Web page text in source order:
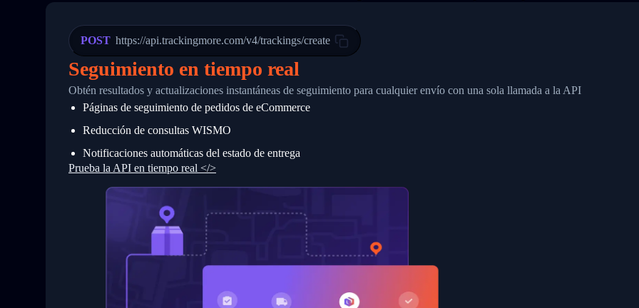
24
25
26
27
28
29
31
32
34
"Details": "Departed Facility in HONG KONG-HONG KONG, HONG KONG-HONG KONG,2017-03-
          },
          {
            "Date": "2017-03-06 15:28:00",
            "StatusDescription": "Shipment picked up",
            "Details": "BEIJING-CHINA,PEOPLES REPUBLIC"
          }
      }
    ]
}
POST https://api.trackingmore.com/v4/trackings/create
Seguimiento en tiempo real
Obtén resultados y actualizaciones instantáneas de seguimiento para cualquier envío con una sola llamada a la API
Páginas de seguimiento de pedidos de eCommerce
Reducción de consultas WISMO
Notificaciones automáticas del estado de entrega
Prueba la API en tiempo real </>